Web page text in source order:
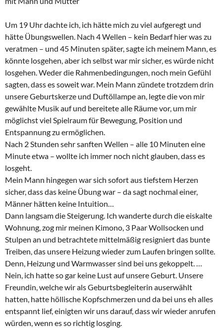
Um 19 Uhr dachte ich, ich hätte mich zu viel aufgeregt und
hätte Übungswellen. Nach 4 Wellen – kein Bedarf hier was zu
veratmen – und 45 Minuten später, sagte ich meinem Mann, es
könnte losgehen, aber ich selbst war mir sicher, es würde nicht
losgehen. Weder die Rahmenbedingungen, noch mein Gefühl
sagten, dass es soweit war. Mein Mann zündete trotzdem drin
unsere Geburtskerze und Duftöllampe an, legte die von mir
gewählte Musik auf und bereitete alle Räume vor, um mir
möglichst viel Spielraum für Bewegung, Position und
Entspannung zu ermöglichen.
Nach 2 Stunden sehr sanften Wellen – alle 10 Minuten eine
Minute etwa – wollte ich immer noch nicht glauben, dass es
losgeht.
Mein Mann hingegen war sich sofort aus tiefstem Herzen
sicher, dass das keine Übung war – da sagt nochmal einer,
Männer hätten keine Intuition…
Dann langsam die Steigerung. Ich wanderte durch die eiskalte
Wohnung, zog mir meinen Kimono, 3 Paar Wollsocken und
Stulpen an und betrachtete mittelmäßig resigniert das bunte
Treiben, das unsere Heizung wieder zum Laufen bringen sollte.
Denn, Heizung und Warmwasser sind bei uns gekoppelt. …
Nein, ich hatte so gar keine Lust auf unsere Geburt. Unsere
Freundin, welche wir als Geburtsbegleiterin auserwählt
hatten, hatte höllische Kopfschmerzen und da bei uns eh alles
entspannt lief, einigten wir uns darauf, dass wir wieder anrufen
würden, wenn es so richtig losging.